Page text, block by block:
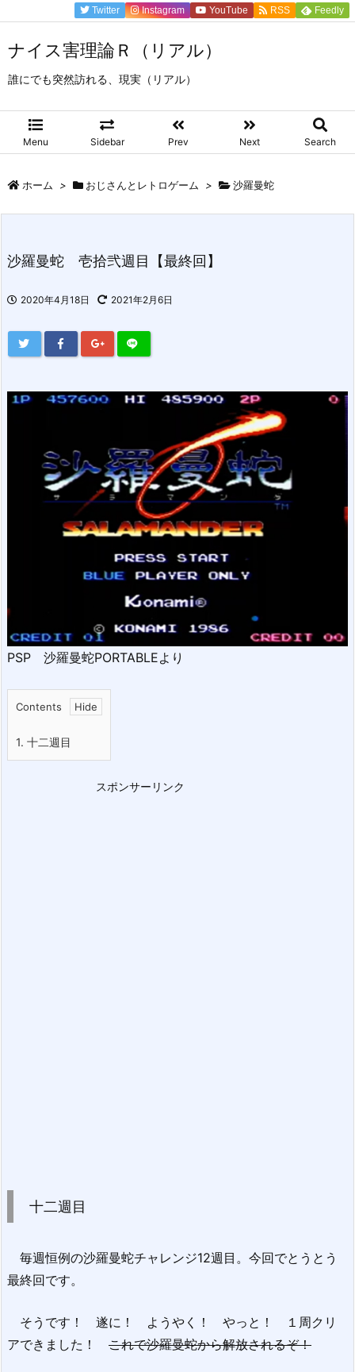
ナイス害理論Ｒ（リアル）
誰にでも突然訪れる、現実（リアル）
Menu Sidebar Prev Next Search
Twitter Instagram YouTube RSS Feedly
ホーム > おじさんとレトロゲーム > 沙羅曼蛇
沙羅曼蛇 壱拾弐週目【最終回】
2020年4月18日 2021年2月6日
PSP 沙羅曼蛇PORTABLEより
Contents
1. 十二週目
スポンサーリンク
十二週目
毎週恒例の沙羅曼蛇チャレンジ12週目。今回でとうとう
最終回です。
そうです！ 遂に！ ようやく！ やっと！ １周クリ
アできました！ これで沙羅曼蛇から解放されるぞ！